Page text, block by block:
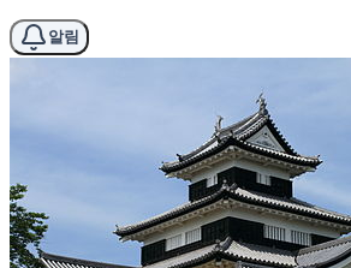
알림